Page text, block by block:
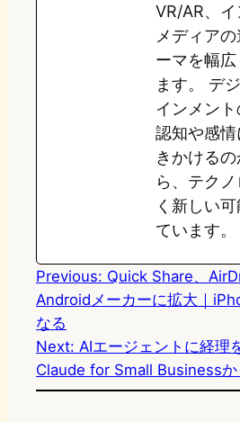
VR/AR、
メディア
ーマを幅
ます。 デ
インメン
認知や感
きかける
ら、テク
く新しい
ています。
Previous: Quick Share、
Androidメーカーに拡大｜
なる
Next: AIエージェントに経
Claude for Small Business